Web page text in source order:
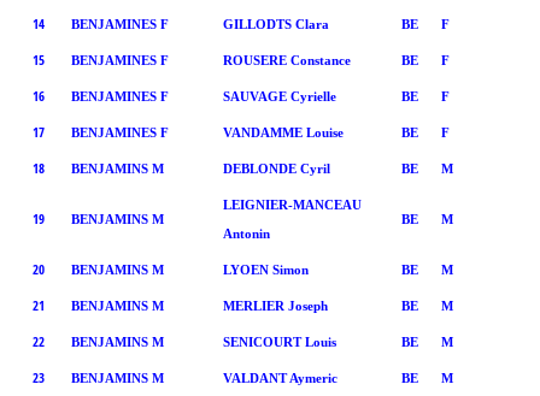
14 BENJAMINES F GILLODTS Clara BE F
15 BENJAMINES F ROUSERE Constance BE F
16 BENJAMINES F SAUVAGE Cyrielle BE F
17 BENJAMINES F VANDAMME Louise BE F
18 BENJAMINS M DEBLONDE Cyril BE M
19 BENJAMINS M
LEIGNIER-MANCEAU
Antonin
BE M
20 BENJAMINS M LYOEN Simon BE M
21 BENJAMINS M MERLIER Joseph BE M
22 BENJAMINS M SENICOURT Louis BE M
23 BENJAMINS M VALDANT Aymeric BE M